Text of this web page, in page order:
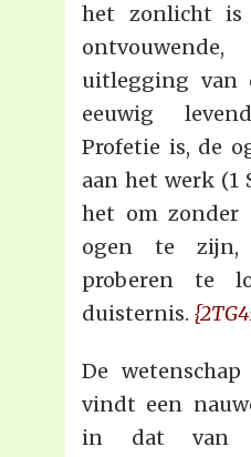
het zonlicht is
uitlegging van
eeuwig
Profetie is, de
aan het werk (1
het om zonder
ogen te
proberen te
duisternis.
De
vindt een
in dat van